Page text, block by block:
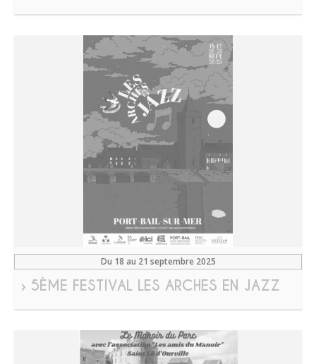
Du 18 au 21 septembre 2025
› 5ÈME FESTIVAL LES ARCHES EN JAZZ